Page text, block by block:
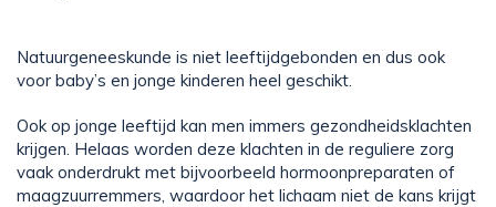
Natuurgeneeskunde is niet leeftijdgebonden en dus ook
voor baby’s en jonge kinderen heel geschikt.
Ook op jonge leeftijd kan men immers gezondheidsklachten
krijgen. Helaas worden deze klachten in de reguliere zorg
vaak onderdrukt met bijvoorbeeld hormoonpreparaten of
maagzuurremmers, waardoor het lichaam niet de kans krijgt